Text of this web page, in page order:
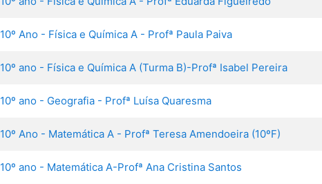
10º Ano - Física e Química A - Profª Paula Paiva
10º ano - Física e Química A (Turma B)-Profª Isabel Pereira
10º ano - Geografia - Profª Luísa Quaresma
10º Ano - Matemática A - Profª Teresa Amendoeira (10ºF)
10º ano - Matemática A-Profª Ana Cristina Santos